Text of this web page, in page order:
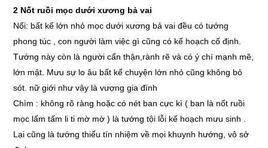
2 Nốt ruồi mọc dưới xương bả vai
Nổi: bất kể lớn nhỏ mọc dưới xương bả vai đều có tướng
phong túc , con người làm việc gì cũng có kế hoạch cố định.
Tướng này còn là người cẩn thận,rành rẽ và có ý chí mạnh mẽ,
lớn mật. Mưu sự lo âu bất kể chuyện lớn nhỏ cũng không bỏ
sót. nữ giới như vậy là vượng gia đình
Chìm : không rõ ràng hoặc có nét ban cực kì ( ban là nốt ruồi
mọc lấm tấm li ti mờ mờ ) là tướng tội lỗi kế hoạch mưu sinh .
Lại cũng là tướng thiếu tín nhiệm về mọi khuynh hướng, vô sở